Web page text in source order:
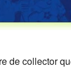
de collector